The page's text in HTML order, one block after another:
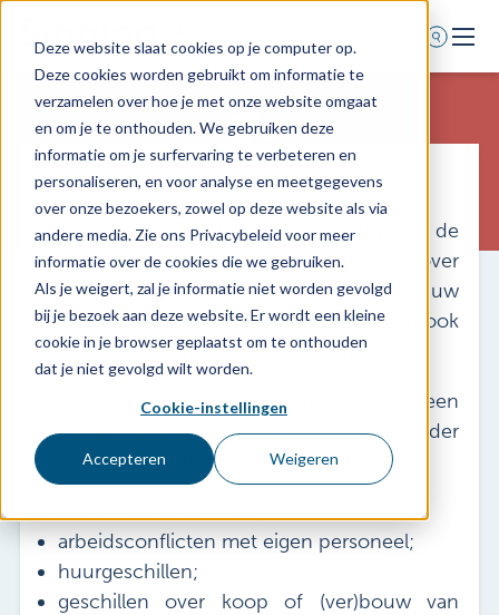
Deze website slaat cookies op je computer op.
Deze cookies worden gebruikt om informatie te
verzamelen over hoe je met onze website omgaat
en om je te onthouden. We gebruiken deze
informatie om je surfervaring te verbeteren en
personaliseren, en voor analyse en meetgegevens
over onze bezoekers, zowel op deze website als via
andere media. Zie ons Privacybeleid voor meer
informatie over de cookies die we gebruiken.
Als je weigert, zal je informatie niet worden gevolgd
bij je bezoek aan deze website. Er wordt een kleine
cookie in je browser geplaatst om te onthouden
dat je niet gevolgd wilt worden.
Cookie-instellingen
Accepteren Weigeren
Home
Verzekeringsaanbod
Verzekeraars
Verzekeringskaarten
Assurantiekantoren
Schade melden
Over ons
0318 - 544 044
Rechtsbijstand zakelijk
De beroepsrechtsbijstandverzekering dekt de
kosten van rechtskundige bijstand voor zover
deze te maken hebben met uw
beroepsuitoefening. Meestal is gelijktijdig ook
particuliere rechtsbijstand meeverzekerd.
U kunt aan een
beroepsrechtsbijstandverzekering onder
meer behoefte hebben in geval van:
arbeidsconflicten met eigen personeel;
huurgeschillen;
geschillen over koop of (ver)bouw van